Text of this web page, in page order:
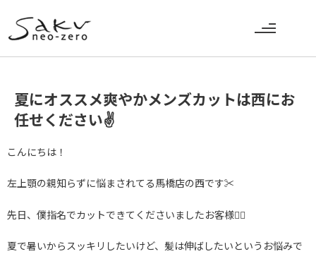
夏にオススメ爽やかメンズカットは西にお
任せください✌️
こんにちは！
左上顎の親知らずに悩まされてる馬橋店の西です✂︎
先日、僕指名でカットできてくださいましたお客様🙎‍♂️
夏で暑いからスッキリしたいけど、髪は伸ばしたいというお悩みで